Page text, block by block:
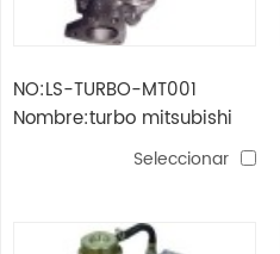
NO:LS-TURBO-MT001
Nombre:turbo mitsubishi
Seleccionar